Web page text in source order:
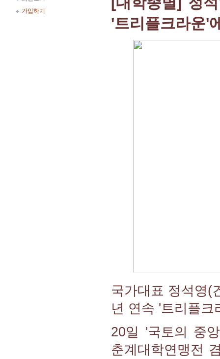
가입하기
'트리플크라운'
국가대표 정석영(
년 연속 '트리플
20일 '국토의 중
춘계대학연맹전